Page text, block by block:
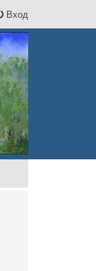
Вход